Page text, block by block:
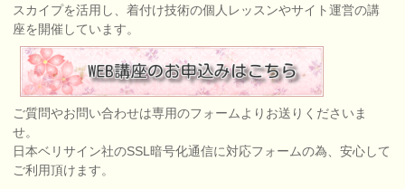
スカイプを活用し、着付け技術の個人レッスンやサイト運営の講
座を開催しています。
ご質問やお問い合わせは専用のフォームよりお送りくださいま
せ。
日本ベリサイン社のSSL暗号化通信に対応フォームの為、安心して
ご利用頂けます。